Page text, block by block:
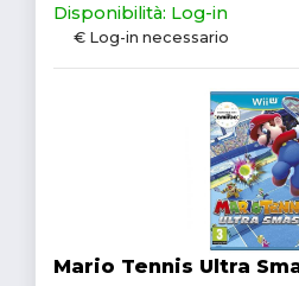
Disponibilità: Log-in
€ Log-in necessario
Mario Tennis Ultra